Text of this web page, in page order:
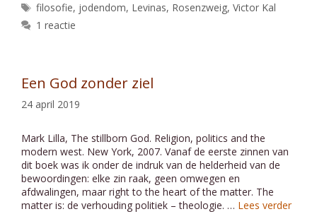
Tags
filosofie, jodendom, Levinas, Rosenzweig,Victor Kal
1 reactie
Een God zonder ziel
24 april 2019
Mark Lilla, The stillborn God. Religion, politics and the
modern west. New York, 2007. Vanaf de eerste zinnen van
dit boek was ik onder de indruk van de helderheid van de
bewoordingen: elke zin raak, geen omwegen en
afdwalingen, maar right to the heart of the matter. The
matter is: de verhouding politiek – theologie. … Lees verder